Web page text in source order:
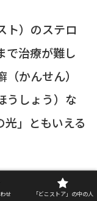
ト）のステロ
で治療が難し
かんせん）
うしょう）な
光」ともいえる
たのに、デルモ
せ 「どこストア」の中の人